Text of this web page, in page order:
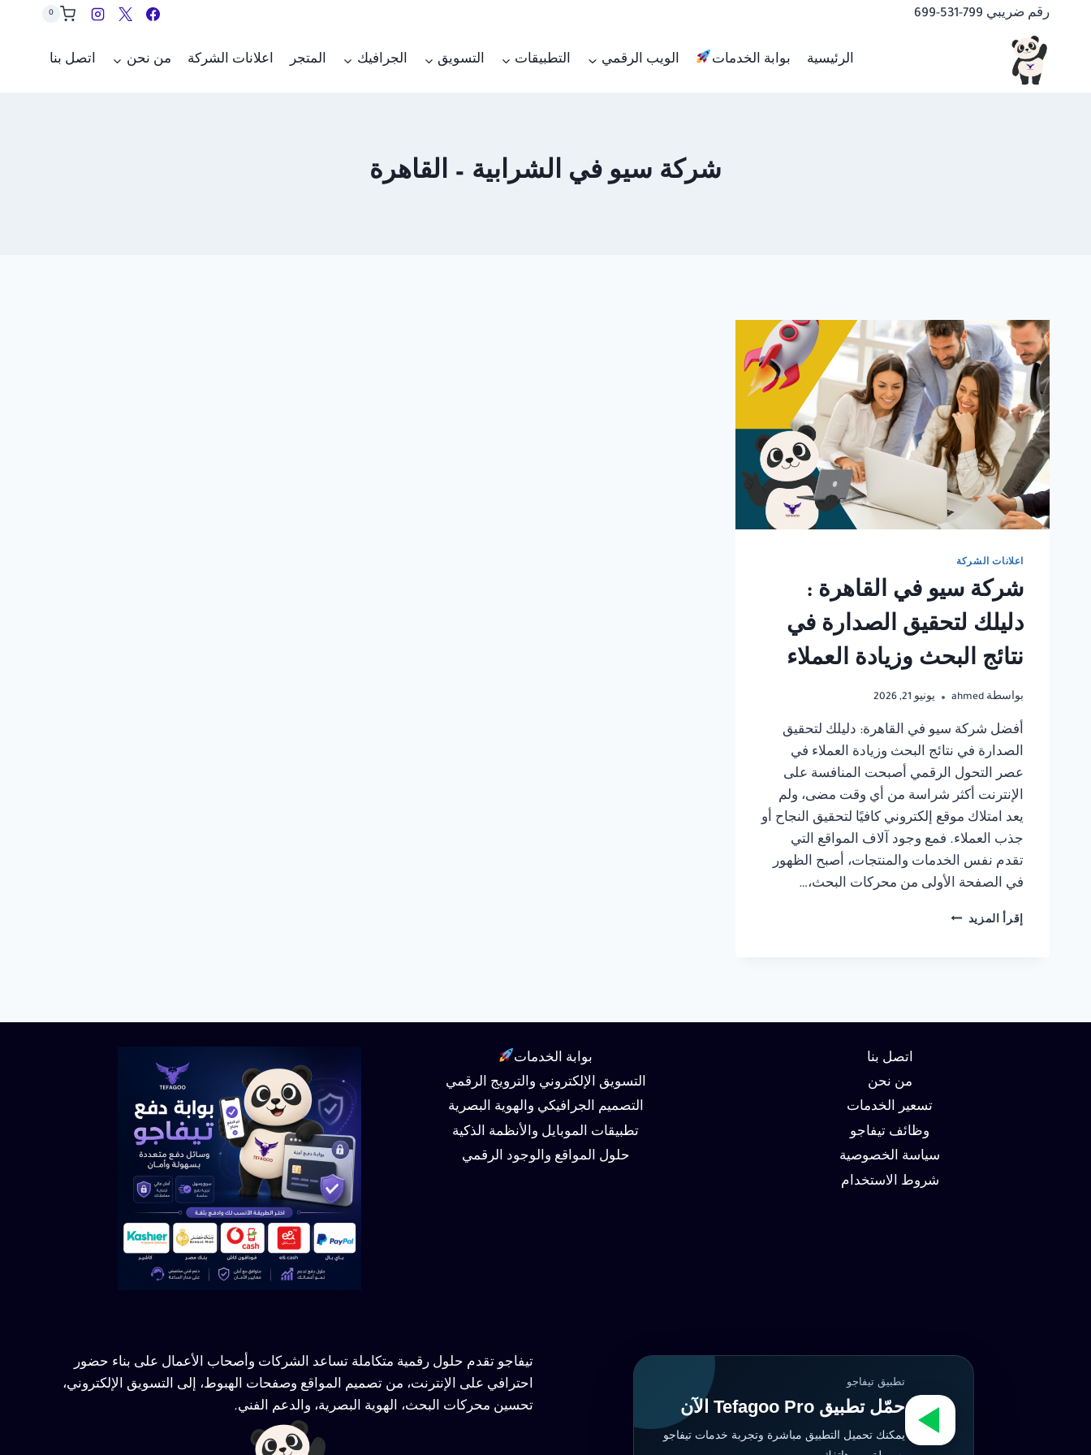
المحتوى
رقم ضريبي 799-531-699 0
الرئيسية بوابة الخدمات الويب الرقمي التطبيقات التسويق الجرافيك المتجر اعلانات الشركة من نحن اتصل بنا
شركة سيو في الشرابية – القاهرة
اعلانات الشركة
شركة سيو في القاهرة :
دليلك لتحقيق الصدارة في
نتائج البحث وزيادة العملاء
بواسطة ahmed يونيو 21, 2026
أفضل شركة سيو في القاهرة: دليلك لتحقيق
الصدارة في نتائج البحث وزيادة العملاء في
عصر التحول الرقمي أصبحت المنافسة على
الإنترنت أكثر شراسة من أي وقت مضى، ولم
يعد امتلاك موقع إلكتروني كافيًا لتحقيق النجاح أو
جذب العملاء. فمع وجود آلاف المواقع التي
تقدم نفس الخدمات والمنتجات، أصبح الظهور
في الصفحة الأولى من محركات البحث،…
إقرأ المزيد شركة
اتصل بنا
من نحن
تسعير الخدمات
وظائف تيفاجو
سياسة الخصوصية
شروط الاستخدام
بوابة الخدمات
التسويق الإلكتروني والترويج الرقمي
التصميم الجرافيكي والهوية البصرية
تطبيقات الموبايل والأنظمة الذكية
حلول المواقع والوجود الرقمي
تطبيق تيفاجو
حمّل تطبيق Tefagoo Pro الآن
يمكنك تحميل التطبيق مباشرة وتجربة خدمات تيفاجو
تيفاجو تقدم حلول رقمية متكاملة تساعد الشركات وأصحاب الأعمال على بناء حضور
احترافي على الإنترنت، من تصميم المواقع وصفحات الهبوط، إلى التسويق الإلكتروني،
تحسين محركات البحث، الهوية البصرية، والدعم الفني.